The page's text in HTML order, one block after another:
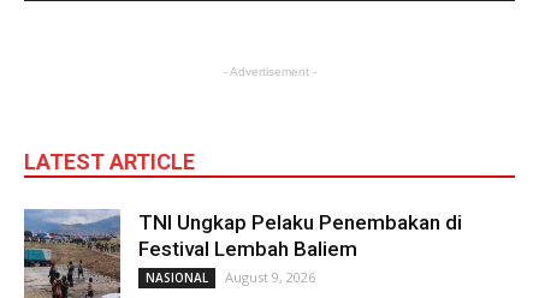
- Advertisement -
LATEST ARTICLE
TNI Ungkap Pelaku Penembakan di
Festival Lembah Baliem
NASIONAL August 9, 2026